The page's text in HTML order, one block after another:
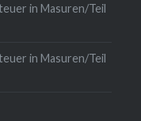
in Masuren/Teil
in Masuren/Teil